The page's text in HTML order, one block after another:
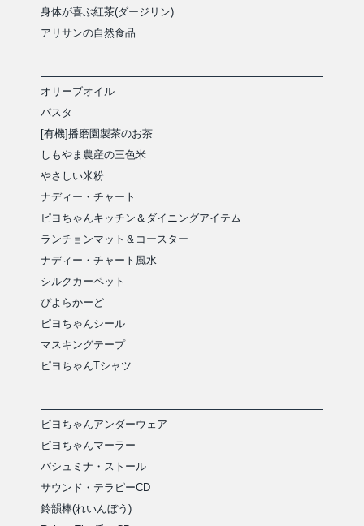
身体が喜ぶ紅茶(ダージリン)
アリサンの自然食品
オリーブオイル
パスタ
[有機]播磨園製茶のお茶
しもやま農産の三色米
やさしい米粉
ナディー・チャート
ピヨちゃんキッチン＆ダイニングアイテム
ランチョンマット＆コースター
ナディー・チャート風水
シルクカーペット
ぴよらかーど
ピヨちゃんシール
マスキングテープ
ピヨちゃんTシャツ
ピヨちゃんアンダーウェア
ピヨちゃんマーラー
パシュミナ・ストール
サウンド・テラピーCD
鈴韻棒(れいんぼう)